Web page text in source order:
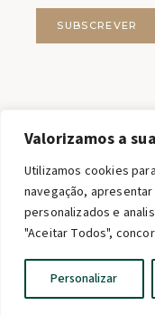
Valorizamos a
Utilizamos cookies
navegação,
personalizados e
"Aceitar Todos",
Personalizar
SUBSCREVER
FILSTONE
FILSTONE®2026